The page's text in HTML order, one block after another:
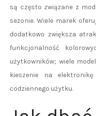
są często związane z
sezonie. Wiele marek
dodatkowo zwiększa
funkcjonalność
użytkowników; wiele
kieszenie na
codziennego użytku.